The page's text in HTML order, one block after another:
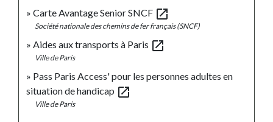
Carte Avantage Senior SNCF open_in_new
Société nationale des chemins de fer français (SNCF)
Aides aux transports à Paris open_in_new
Ville de Paris
Pass Paris Access' pour les personnes adultes en
situation de handicap open_in_new
Ville de Paris